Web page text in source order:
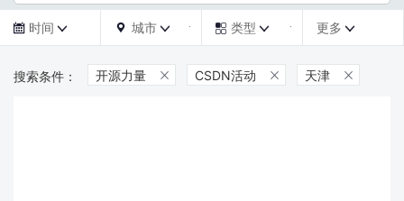
 时间   城市   类型  更多 
开源力量  CSDN活动  天津 